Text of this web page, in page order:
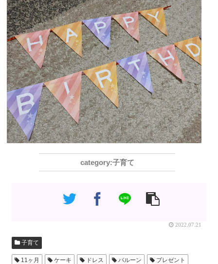
子育て
2022.07.21
子育て
11ヶ月 ケーキ ドレス バルーン
プレゼント